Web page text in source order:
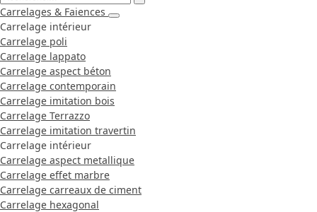
Carrelages & Faiences
Carrelage intérieur
Carrelage poli
Carrelage lappato
Carrelage aspect béton
Carrelage contemporain
Carrelage imitation bois
Carrelage Terrazzo
Carrelage imitation travertin
Carrelage intérieur
Carrelage aspect metallique
Carrelage effet marbre
Carrelage carreaux de ciment
Carrelage hexagonal